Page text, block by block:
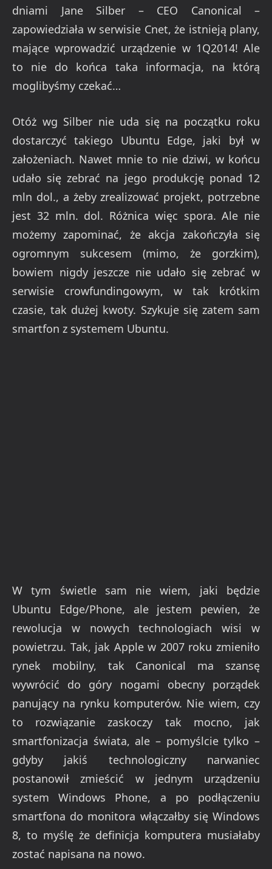
dniami Jane Silber – CEO Canonical –
zapowiedziała w serwisie Cnet, że istnieją plany,
mające wprowadzić urządzenie w 1Q2014! Ale
to nie do końca taka informacja, na którą
moglibyśmy czekać…
Otóż wg Silber nie uda się na początku roku
dostarczyć takiego Ubuntu Edge, jaki był w
założeniach. Nawet mnie to nie dziwi, w końcu
udało się zebrać na jego produkcję ponad 12
mln dol., a żeby zrealizować projekt, potrzebne
jest 32 mln. dol. Różnica więc spora. Ale nie
możemy zapominać, że akcja zakończyła się
ogromnym sukcesem (mimo, że gorzkim),
bowiem nigdy jeszcze nie udało się zebrać w
serwisie crowfundingowym, w tak krótkim
czasie, tak dużej kwoty. Szykuje się zatem sam
smartfon z systemem Ubuntu.
W tym świetle sam nie wiem, jaki będzie
Ubuntu Edge/Phone, ale jestem pewien, że
rewolucja w nowych technologiach wisi w
powietrzu. Tak, jak Apple w 2007 roku zmieniło
rynek mobilny, tak Canonical ma szansę
wywrócić do góry nogami obecny porządek
panujący na rynku komputerów. Nie wiem, czy
to rozwiązanie zaskoczy tak mocno, jak
smartfonizacja świata, ale – pomyślcie tylko –
gdyby jakiś technologiczny narwaniec
postanowił zmieścić w jednym urządzeniu
system Windows Phone, a po podłączeniu
smartfona do monitora włączałby się Windows
8, to myślę że definicja komputera musiałaby
zostać napisana na nowo.